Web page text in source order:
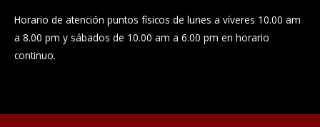
Horario de atención puntos físicos de lunes a víveres 10.00 am
a 8.00 pm y sábados de 10.00 am a 6.00 pm en horario
continuo.